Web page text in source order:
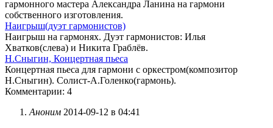
гармонного мастера Александра Ланина на гармони
собственного изготовления.
Наигрыш(дуэт гармонистов)
Наигрыш на гармонях. Дуэт гармонистов: Илья
Хватков(слева) и Никита Граблёв.
Н.Сныгин, Концертная пьеса
Концертная пьеса для гармони с оркестром(композитор
Н.Сныгин). Солист-А.Голенко(гармонь).
Комментарии: 4
Аноним 2014-09-12 в 04:41